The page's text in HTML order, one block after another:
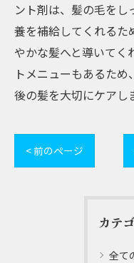
ント剤は、髪の毛を
養を補給してくれるた
やかな髪へと導いてく
トメニューもあるた
後の髪を大切にケアし
< 前のページ
カテ
全て